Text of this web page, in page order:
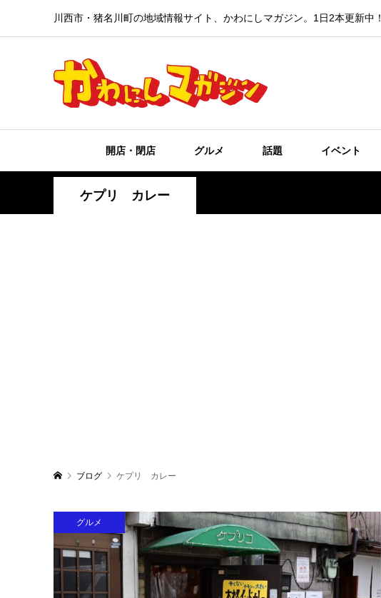
川西市・猪名川町の地域情報サイト、かわにしマガジン。1日2本更新中！
開店・閉店 グルメ 話題 イベント
ケプリ カレー
ブログ ケプリ カレー
グルメ